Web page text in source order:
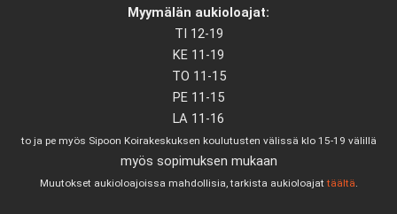
Myymälän aukioloajat:
TI 12-19
KE 11-19
TO 11-15
PE 11-15
LA 11-16
to ja pe myös Sipoon Koirakeskuksen koulutusten välissä klo 15-19 välillä
myös sopimuksen mukaan
Muutokset aukioloajoissa mahdollisia, tarkista aukioloajattäältä